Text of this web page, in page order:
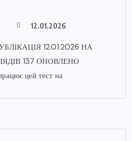
12.01.2026
12.01.2026 НА
137 ОНОВЛЕНО
цей тест на